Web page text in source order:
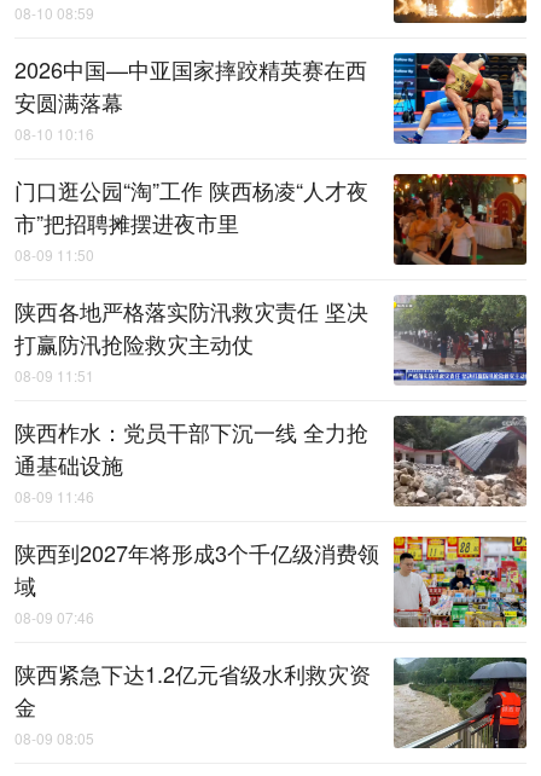
08-10 08:59
2026中国—中亚国家摔跤精英赛在西
安圆满落幕
08-10 10:16
门口逛公园“淘”工作 陕西杨凌“人才夜
市”把招聘摊摆进夜市里
08-09 11:50
陕西各地严格落实防汛救灾责任 坚决
打赢防汛抢险救灾主动仗
08-09 11:51
陕西柞水：党员干部下沉一线 全力抢
通基础设施
08-09 11:46
陕西到2027年将形成3个千亿级消费领
域
08-09 07:46
陕西紧急下达1.2亿元省级水利救灾资
金
08-09 08:05